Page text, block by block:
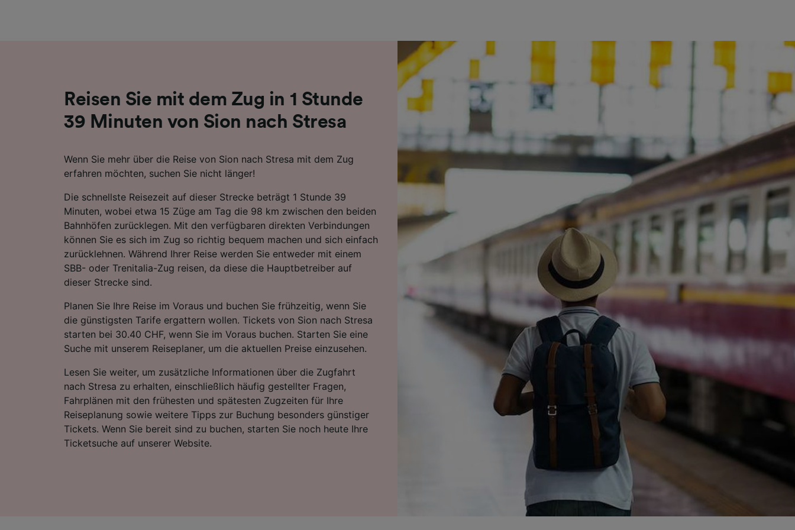
Reisen Sie mit dem Zug in 1 Stunde
39 Minuten von Sion nach Stresa
Wenn Sie mehr über die Reise von Sion nach Stresa mit dem Zug
erfahren möchten, suchen Sie nicht länger!
Die schnellste Reisezeit auf dieser Strecke beträgt 1 Stunde 39
Minuten, wobei etwa 15 Züge am Tag die 98 km zwischen den beiden
Bahnhöfen zurücklegen. Mit den verfügbaren direkten Verbindungen
können Sie es sich im Zug so richtig bequem machen und sich einfach
zurücklehnen. Während Ihrer Reise werden Sie entweder mit einem
SBB- oder Trenitalia-Zug reisen, da diese die Hauptbetreiber auf
dieser Strecke sind.
Planen Sie Ihre Reise im Voraus und buchen Sie frühzeitig, wenn Sie
die günstigsten Tarife ergattern wollen. Tickets von Sion nach Stresa
starten bei 30.40 CHF, wenn Sie im Voraus buchen. Starten Sie eine
Suche mit unserem Reiseplaner, um die aktuellen Preise einzusehen.
Lesen Sie weiter, um zusätzliche Informationen über die Zugfahrt
nach Stresa zu erhalten, einschließlich häufig gestellter Fragen,
Fahrplänen mit den frühesten und spätesten Zugzeiten für Ihre
Reiseplanung sowie weitere Tipps zur Buchung besonders günstiger
Tickets. Wenn Sie bereit sind zu buchen, starten Sie noch heute Ihre
Ticketsuche auf unserer Website.